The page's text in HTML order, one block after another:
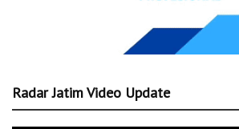
Radar Jatim Video Update